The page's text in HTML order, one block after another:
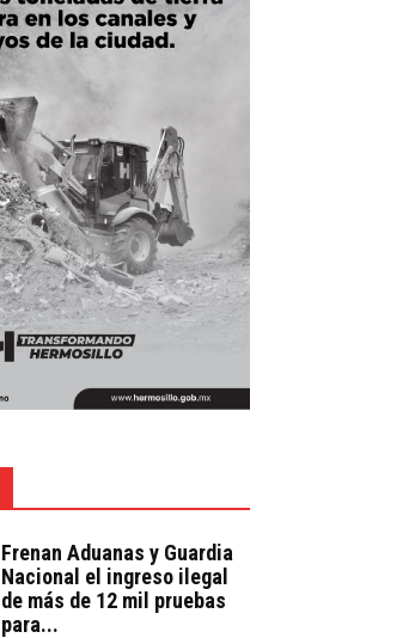
Frenan Aduanas y Guardia
Nacional el ingreso ilegal
de más de 12 mil pruebas
para...